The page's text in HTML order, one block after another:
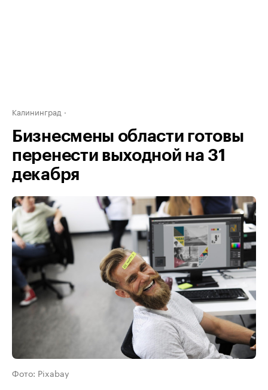
Калининград
Бизнесмены области готовы
перенести выходной на 31
декабря
Фото: Pixabay